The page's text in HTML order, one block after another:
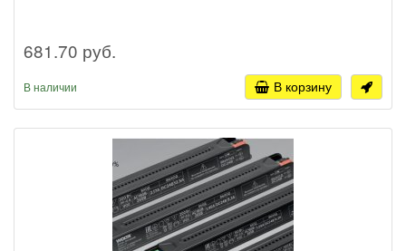
681.70 руб.
В наличии В корзину